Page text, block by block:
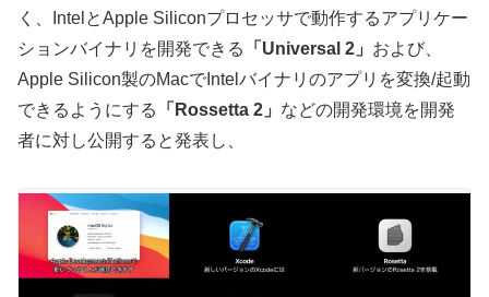
く、IntelとApple Siliconプロセッサで動作するアプリケー
ションバイナリを開発できる
「Universal 2」 および、
Apple Silicon製のMacでIntelバイナリのアプリを変換/起動
できるようにする
「Rossetta 2」 などの開発環境を開発
者に対し公開すると発表し、